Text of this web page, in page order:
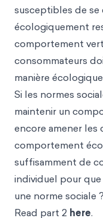
susceptibles de
écologiquement
comportement
consommateurs
manière
Si les normes
maintenir un
encore amener les
comportement
suffisamment de
individuel pour
une norme sociale ?
Read part 2 here.